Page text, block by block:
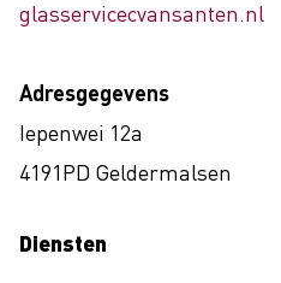
glasservicecvansanten.nl
Adresgegevens
Iepenwei 12a
4191PD Geldermalsen
Diensten